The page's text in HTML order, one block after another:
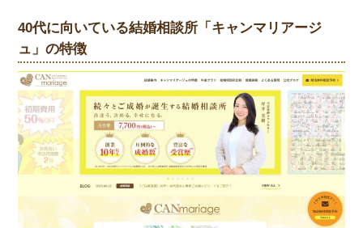
40代に向いている結婚相談所「キャンマリアージ
ュ」の特徴